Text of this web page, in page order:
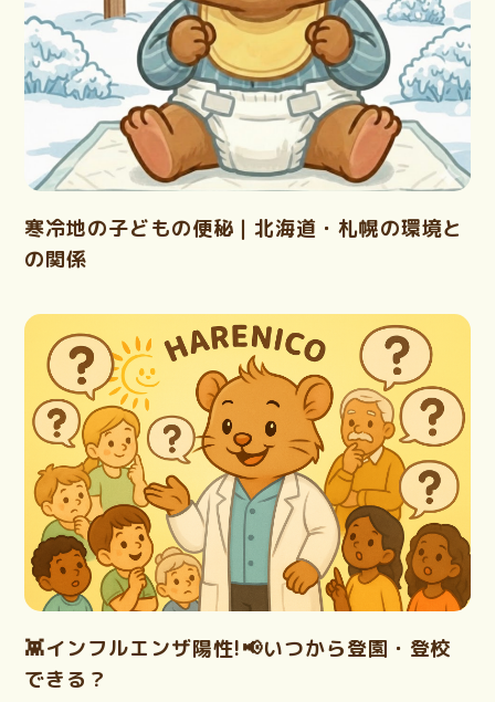
寒冷地の子どもの便秘｜北海道・札幌の環境と
の関係
👾インフルエンザ陽性!📢いつから登園・登校
できる？